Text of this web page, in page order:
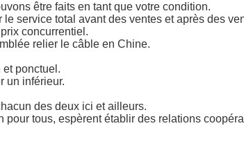
être faits en tant que votre condition.
service total avant des ventes et après des
concurrentiel.
relier le câble en Chine.
ponctuel.
un inférieur.
des deux ici et ailleurs.
tous, espèrent établir des relations